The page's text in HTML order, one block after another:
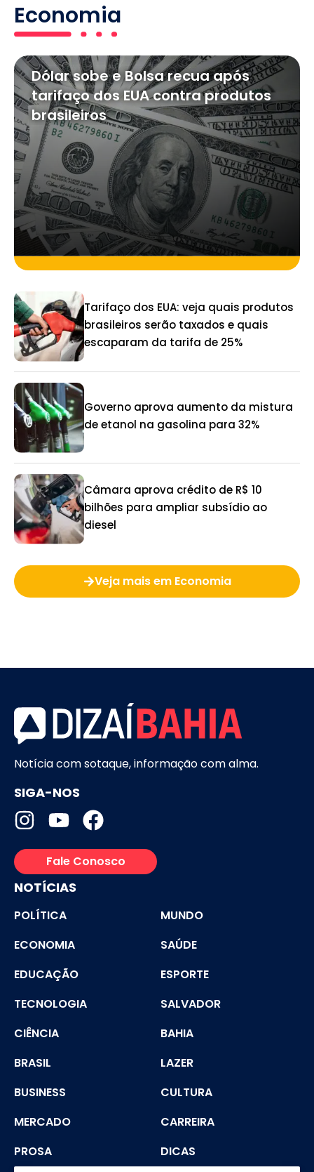
Economia
Dólar sobe e Bolsa recua após
tarifaço dos EUA contra produtos
brasileiros
Tarifaço dos EUA: veja quais produtos
brasileiros serão taxados e quais
escaparam da tarifa de 25%
Governo aprova aumento da mistura
de etanol na gasolina para 32%
Câmara aprova crédito de R$ 10
bilhões para ampliar subsídio ao
diesel
Veja mais em Economia
Notícia com sotaque, informação com alma.
SIGA-NOS
Fale Conosco
NOTÍCIAS
POLÍTICA
MUNDO
ECONOMIA
SAÚDE
EDUCAÇÃO
ESPORTE
TECNOLOGIA
SALVADOR
CIÊNCIA
BAHIA
BRASIL
LAZER
BUSINESS
CULTURA
MERCADO
CARREIRA
PROSA
DICAS